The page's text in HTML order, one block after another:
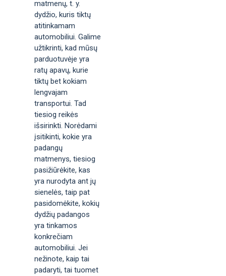
matmenų, t. y.
dydžio, kuris tiktų
atitinkamam
automobiliui. Galime
užtikrinti, kad mūsų
parduotuvėje yra
ratų apavų, kurie
tiktų bet kokiam
lengvajam
transportui. Tad
tiesiog reikės
išsirinkti. Norėdami
įsitikinti, kokie yra
padangų
matmenys, tiesiog
pasižiūrėkite, kas
yra nurodyta ant jų
sienelės, taip pat
pasidomėkite, kokių
dydžių padangos
yra tinkamos
konkrečiam
automobiliui. Jei
nežinote, kaip tai
padaryti, tai tuomet